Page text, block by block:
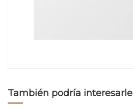
También podría interesarle